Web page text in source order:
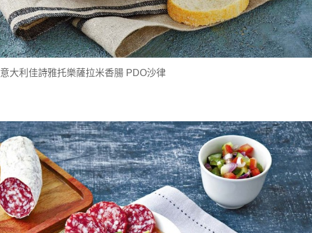
意大利佳詩雅托樂薩拉米香腸 PDO沙律